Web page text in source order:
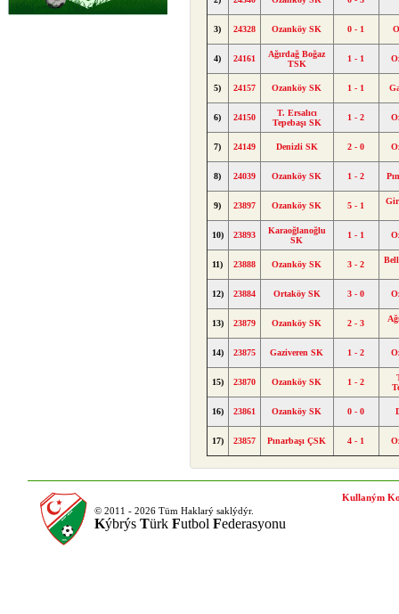
3) 24328 Ozanköy SK 0 - 1
4) 24161
Ağırdağ Boğaz
TSK
1 - 1
5) 24157 Ozanköy SK 1 - 1
6) 24150
T. Ersalıcı
Tepebaşı SK
1 - 2
7) 24149 Denizli SK 2 - 0
8) 24039 Ozanköy SK 1 - 2
9) 23897 Ozanköy SK 5 - 1
10) 23893
Karaoğlanoğlu
SK
1 - 1
11) 23888 Ozanköy SK 3 - 2
12) 23884 Ortaköy SK 3 - 0
13) 23879 Ozanköy SK 2 - 3
14) 23875 Gaziveren SK 1 - 2
15) 23870 Ozanköy SK 1 - 2
16) 23861 Ozanköy SK 0 - 0
17) 23857 Pınarbaşı ÇSK 4 - 1
© 2011 - 2026 Tüm Haklarý saklýdýr.
Kýbrýs Türk Futbol Federasyonu
Kullaným